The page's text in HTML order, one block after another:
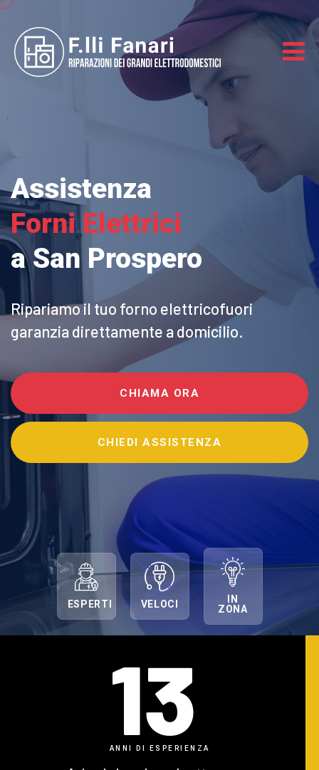
Assistenza
Forni Elettrici
a San Prospero
Ripariamo il tuo forno elettricofuori
garanzia direttamente a domicilio.
CHIAMA ORA
CHIEDI ASSISTENZA
ESPERTI VELOCI
IN
ZONA
13
ANNI DI ESPERIENZA